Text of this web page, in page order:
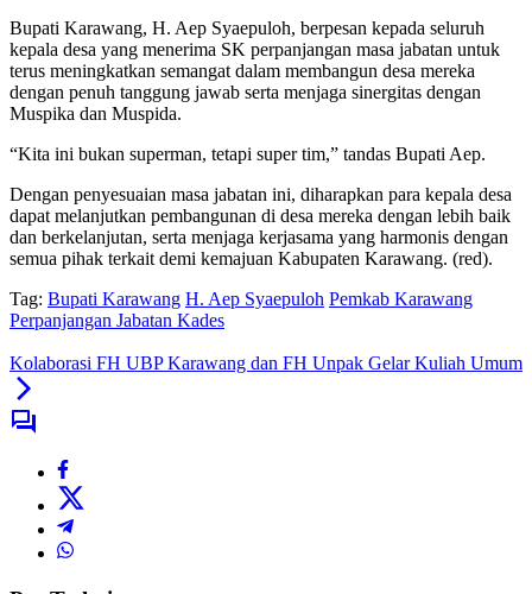
Bupati Karawang, H. Aep Syaepuloh, berpesan kepada seluruh
kepala desa yang menerima SK perpanjangan masa jabatan untuk
terus meningkatkan semangat dalam membangun desa mereka
dengan penuh tanggung jawab serta menjaga sinergitas dengan
Muspika dan Muspida.
“Kita ini bukan superman, tetapi super tim,” tandas Bupati Aep.
Dengan penyesuaian masa jabatan ini, diharapkan para kepala desa
dapat melanjutkan pembangunan di desa mereka dengan lebih baik
dan berkelanjutan, serta menjaga kerjasama yang harmonis dengan
semua pihak terkait demi kemajuan Kabupaten Karawang. (red).
Tag: Bupati Karawang H. Aep Syaepuloh Pemkab Karawang
Perpanjangan Jabatan Kades
Kolaborasi FH UBP Karawang dan FH Unpak Gelar Kuliah Umum